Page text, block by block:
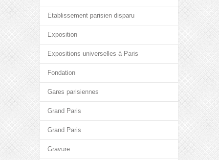
Etablissement parisien disparu
Exposition
Expositions universelles à Paris
Fondation
Gares parisiennes
Grand Paris
Grand Paris
Gravure